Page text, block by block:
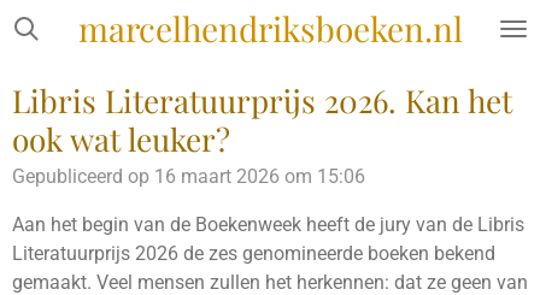
Ga
de
hoofdinhoud
marcelhendriksboeken.nl
Libris Literatuurprijs 2026. Kan het
ook wat leuker?
Gepubliceerd op 16 maart 2026 om 15:06
Aan het begin van de Boekenweek heeft de jury van de Libris
Literatuurprijs 2026 de zes genomineerde boeken bekend
gemaakt. Veel mensen zullen het herkennen: dat ze geen van